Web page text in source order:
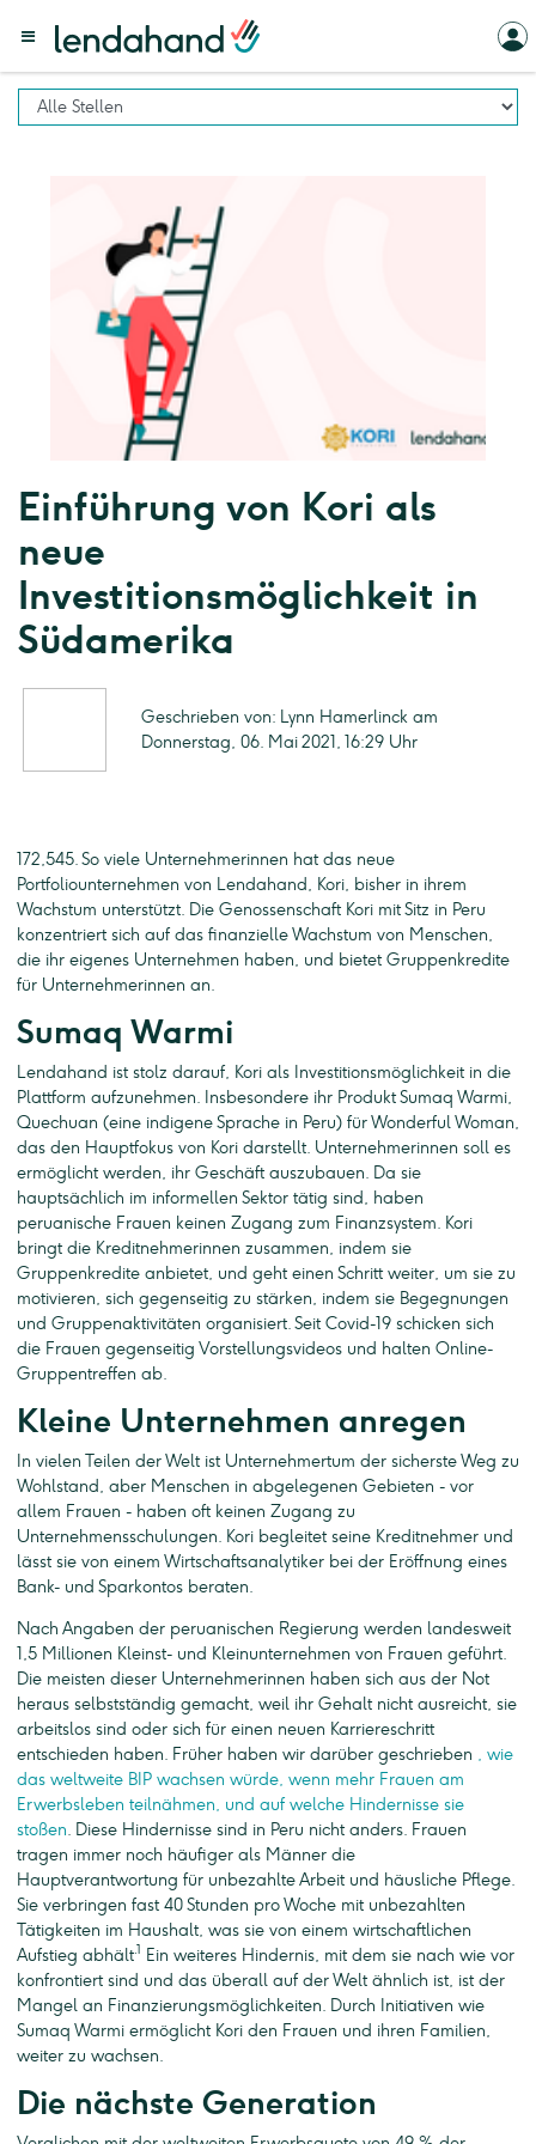
Einführung von Kori als
neue
Investitionsmöglichkeit in
Südamerika
Geschrieben von: Lynn Hamerlinck am
Donnerstag, 06. Mai 2021, 16:29 Uhr
172,545. So viele Unternehmerinnen hat das neue
Portfoliounternehmen von Lendahand, Kori, bisher in ihrem
Wachstum unterstützt. Die Genossenschaft Kori mit Sitz in Peru
konzentriert sich auf das finanzielle Wachstum von Menschen,
die ihr eigenes Unternehmen haben, und bietet Gruppenkredite
für Unternehmerinnen an.
Sumaq Warmi
Lendahand ist stolz darauf, Kori als Investitionsmöglichkeit in die
Plattform aufzunehmen. Insbesondere ihr Produkt Sumaq Warmi,
Quechuan (eine indigene Sprache in Peru) für Wonderful Woman,
das den Hauptfokus von Kori darstellt. Unternehmerinnen soll es
ermöglicht werden, ihr Geschäft auszubauen. Da sie
hauptsächlich im informellen Sektor tätig sind, haben
peruanische Frauen keinen Zugang zum Finanzsystem. Kori
bringt die Kreditnehmerinnen zusammen, indem sie
Gruppenkredite anbietet, und geht einen Schritt weiter, um sie zu
motivieren, sich gegenseitig zu stärken, indem sie Begegnungen
und Gruppenaktivitäten organisiert. Seit Covid-19 schicken sich
die Frauen gegenseitig Vorstellungsvideos und halten Online-
Gruppentreffen ab.
Kleine Unternehmen anregen
In vielen Teilen der Welt ist Unternehmertum der sicherste Weg zu
Wohlstand, aber Menschen in abgelegenen Gebieten - vor
allem Frauen - haben oft keinen Zugang zu
Unternehmensschulungen. Kori begleitet seine Kreditnehmer und
lässt sie von einem Wirtschaftsanalytiker bei der Eröffnung eines
Bank- und Sparkontos beraten.
Nach Angaben der peruanischen Regierung werden landesweit
1,5 Millionen Kleinst- und Kleinunternehmen von Frauen geführt.
Die meisten dieser Unternehmerinnen haben sich aus der Not
heraus selbstständig gemacht, weil ihr Gehalt nicht ausreicht, sie
arbeitslos sind oder sich für einen neuen Karriereschritt
entschieden haben. Früher haben wir darüber geschrieben , wie
das weltweite BIP wachsen würde, wenn mehr Frauen am
Erwerbsleben teilnähmen, und auf welche Hindernisse sie
stoßen. Diese Hindernisse sind in Peru nicht anders. Frauen
tragen immer noch häufiger als Männer die
Hauptverantwortung für unbezahlte Arbeit und häusliche Pflege.
Sie verbringen fast 40 Stunden pro Woche mit unbezahlten
Tätigkeiten im Haushalt, was sie von einem wirtschaftlichen
Aufstieg abhält.1
Ein weiteres Hindernis, mit dem sie nach wie vor
konfrontiert sind und das überall auf der Welt ähnlich ist, ist der
Mangel an Finanzierungsmöglichkeiten. Durch Initiativen wie
Sumaq Warmi ermöglicht Kori den Frauen und ihren Familien,
weiter zu wachsen.
Die nächste Generation